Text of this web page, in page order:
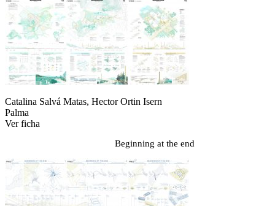
Catalina Salvá Matas, Hector Ortin Isern
Palma
Ver ficha
Beginning at the end